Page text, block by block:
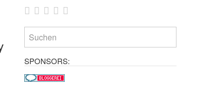
SPONSORS: